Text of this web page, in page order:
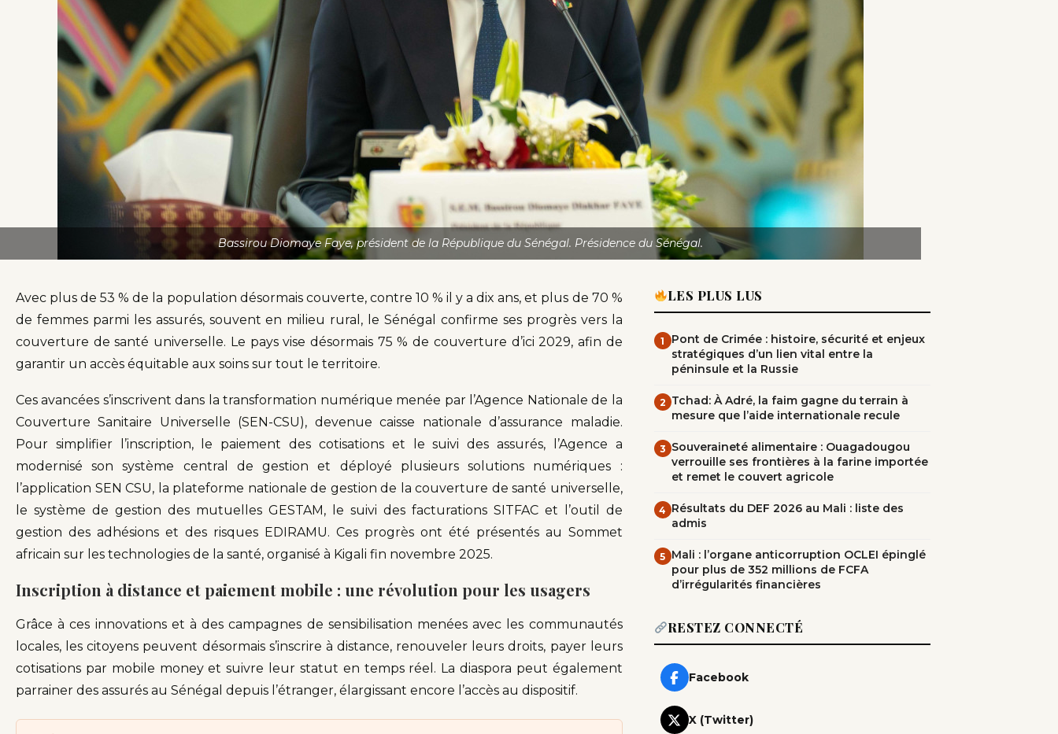
Bassirou Diomaye Faye, président de la République du Sénégal. Présidence du Sénégal.
Avec plus de 53 % de la population désormais couverte, contre 10 % il y a dix ans, et plus de 70 %
de femmes parmi les assurés, souvent en milieu rural, le Sénégal confirme ses progrès vers la
couverture de santé universelle. Le pays vise désormais 75 % de couverture d’ici 2029, afin de
garantir un accès équitable aux soins sur tout le territoire.
Ces avancées s’inscrivent dans la transformation numérique menée par l’Agence Nationale de la
Couverture Sanitaire Universelle (SEN-CSU), devenue caisse nationale d’assurance maladie.
Pour simplifier l’inscription, le paiement des cotisations et le suivi des assurés, l’Agence a
modernisé son système central de gestion et déployé plusieurs solutions numériques :
l’application SEN CSU, la plateforme nationale de gestion de la couverture de santé universelle,
le système de gestion des mutuelles GESTAM, le suivi des facturations SITFAC et l’outil de
gestion des adhésions et des risques EDIRAMU. Ces progrès ont été présentés au Sommet
africain sur les technologies de la santé, organisé à Kigali fin novembre 2025.
Inscription à distance et paiement mobile : une révolution pour les usagers
Grâce à ces innovations et à des campagnes de sensibilisation menées avec les communautés
locales, les citoyens peuvent désormais s’inscrire à distance, renouveler leurs droits, payer leurs
cotisations par mobile money et suivre leur statut en temps réel. La diaspora peut également
parrainer des assurés au Sénégal depuis l’étranger, élargissant encore l’accès au dispositif.
LES PLUS LUS
1
Pont de Crimée : histoire, sécurité et enjeux
stratégiques d’un lien vital entre la
péninsule et la Russie
2 Tchad: À Adré, la faim gagne du terrain à
mesure que l’aide internationale recule
3 Souveraineté alimentaire : Ouagadougou
verrouille ses frontières à la farine importée
et remet le couvert agricole
4 Résultats du DEF 2026 au Mali : liste des
admis
5 Mali : l’organe anticorruption OCLEI épinglé
pour plus de 352 millions de FCFA
d’irrégularités financières
RESTEZ CONNECTÉ
Facebook
X (Twitter)